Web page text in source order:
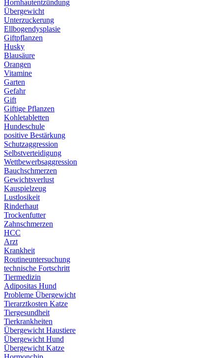
Hornhautentzündung
Übergewicht
Unterzuckerung
Ellbogendysplasie
Giftpflanzen
Husky
Blausäure
Orangen
Vitamine
Garten
Gefahr
Gift
Giftige Pflanzen
Kohletabletten
Hundeschule
positive Bestärkung
Schutzaggression
Selbstverteidigung
Wettbewerbsaggression
Bauchschmerzen
Gewichtsverlust
Kauspielzeug
Lustlosikeit
Rinderhaut
Trockenfutter
Zahnschmerzen
HCC
Arzt
Krankheit
Routineuntersuchung
technische Fortschritt
Tiermedizin
Adipositas Hund
Probleme Übergewicht
Tierarztkosten Katze
Tiergesundheit
Tierkrankheiten
Übergewicht Haustiere
Übergewicht Hund
Übergewicht Katze